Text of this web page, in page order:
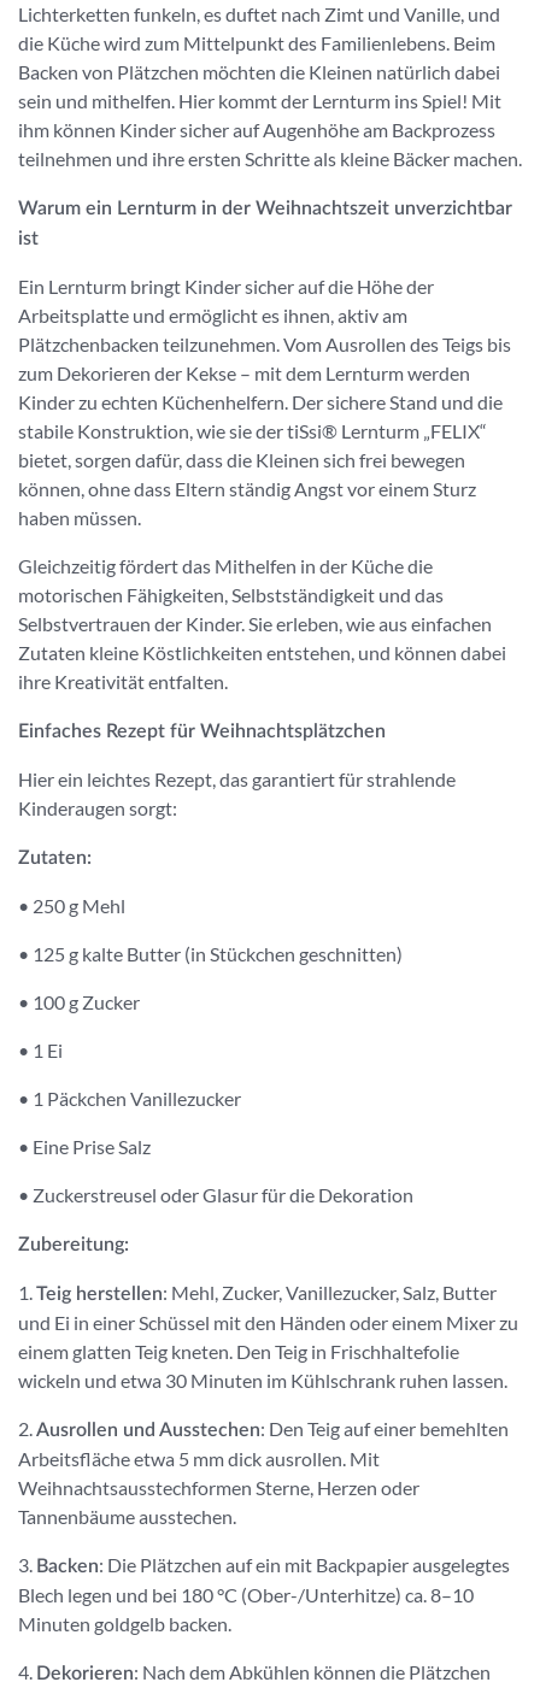
Lichterketten funkeln, es duftet nach Zimt und Vanille, und
die Küche wird zum Mittelpunkt des Familienlebens. Beim
Backen von Plätzchen möchten die Kleinen natürlich dabei
sein und mithelfen. Hier kommt der Lernturm ins Spiel! Mit
ihm können Kinder sicher auf Augenhöhe am Backprozess
teilnehmen und ihre ersten Schritte als kleine Bäcker machen.
Warum ein Lernturm in der Weihnachtszeit unverzichtbar
ist
Ein Lernturm bringt Kinder sicher auf die Höhe der
Arbeitsplatte und ermöglicht es ihnen, aktiv am
Plätzchenbacken teilzunehmen. Vom Ausrollen des Teigs bis
zum Dekorieren der Kekse – mit dem Lernturm werden
Kinder zu echten Küchenhelfern. Der sichere Stand und die
stabile Konstruktion, wie sie der tiSsi® Lernturm „FELIX“
bietet, sorgen dafür, dass die Kleinen sich frei bewegen
können, ohne dass Eltern ständig Angst vor einem Sturz
haben müssen.
Gleichzeitig fördert das Mithelfen in der Küche die
motorischen Fähigkeiten, Selbstständigkeit und das
Selbstvertrauen der Kinder. Sie erleben, wie aus einfachen
Zutaten kleine Köstlichkeiten entstehen, und können dabei
ihre Kreativität entfalten.
Einfaches Rezept für Weihnachtsplätzchen
Hier ein leichtes Rezept, das garantiert für strahlende
Kinderaugen sorgt:
Zutaten:
• 250 g Mehl
• 125 g kalte Butter (in Stückchen geschnitten)
• 100 g Zucker
• 1 Ei
• 1 Päckchen Vanillezucker
• Eine Prise Salz
• Zuckerstreusel oder Glasur für die Dekoration
Zubereitung:
1.Teig herstellen: Mehl, Zucker, Vanillezucker, Salz, Butter
und Ei in einer Schüssel mit den Händen oder einem Mixer zu
einem glatten Teig kneten. Den Teig in Frischhaltefolie
wickeln und etwa 30 Minuten im Kühlschrank ruhen lassen.
2.Ausrollen und Ausstechen: Den Teig auf einer bemehlten
Arbeitsfläche etwa 5 mm dick ausrollen. Mit
Weihnachtsausstechformen Sterne, Herzen oder
Tannenbäume ausstechen.
3. Backen: Die Plätzchen auf ein mit Backpapier ausgelegtes
Blech legen und bei 180 °C (Ober-/Unterhitze) ca. 8–10
Minuten goldgelb backen.
4. Dekorieren: Nach dem Abkühlen können die Plätzchen